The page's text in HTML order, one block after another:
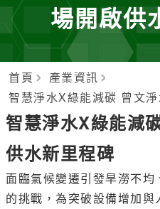
場開啟供
首頁
產業資訊
智慧淨水X綠能減碳 曾文
智慧淨水X綠能減
供水新里程碑
面臨氣候變遷引發旱澇不
的挑戰，為突破設備增加